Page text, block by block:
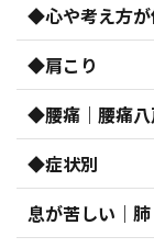
◆心や考え方が
◆肩こり
◆腰痛｜腰痛八
◆症状別
息が苦しい｜肺